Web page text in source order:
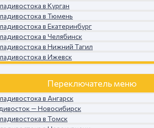
в Курган
в Тюмень
в Екатеринбург
в Челябинск
в Нижний Тагил
в Ижевск
Переключатель меню
в Ангарск
— Новосибирск
в Томск